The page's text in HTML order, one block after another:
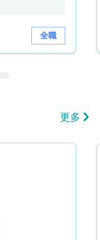
全職
更多